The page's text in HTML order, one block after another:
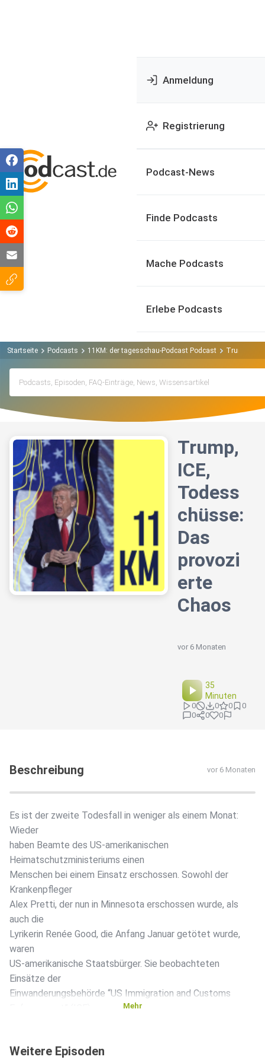
Anmeldung
Registrierung
Podcast-News
Finde Podcasts
Mache Podcasts
Erlebe Podcasts
Startseite Podcasts 11KM: der tagesschau-Podcast Podcast Trump,
Trump,
ICE,
Todess
chüsse:
Das
provozi
erte
Chaos
vor 6 Monaten
35
Minuten
0 0 0
0
0
0 0
Beschreibung vor 6 Monaten
Es ist der zweite Todesfall in weniger als einem Monat:
Wieder
haben Beamte des US-amerikanischen
Heimatschutzministeriums einen
Menschen bei einem Einsatz erschossen. Sowohl der
Krankenpfleger
Alex Pretti, der nun in Minnesota erschossen wurde, als
auch die
Lyrikerin Renée Good, die Anfang Januar getötet wurde,
waren
US-amerikanische Staatsbürger. Sie beobachteten
Einsätze der
Einwanderungsbehörde “US Immigration and Customs
schleppnetzartig in US-Metropolen nach illegalen
Mehr
Weitere Episoden